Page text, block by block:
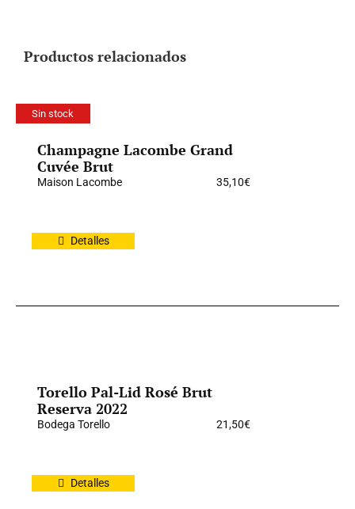
Productos relacionados
Sin stock
Champagne Lacombe Grand
Cuvée Brut
Maison Lacombe 35,10€
Detalles
Torello Pal-Lid Rosé Brut
Reserva 2022
Bodega Torello 21,50€
Detalles